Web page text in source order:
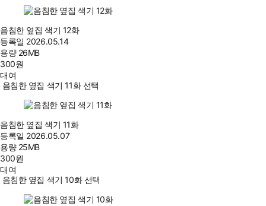
음침한 옆집 색기 12화
등록일 2026.05.14
용량 26MB
300원
대여
음침한 옆집 색기 11화 선택
음침한 옆집 색기 11화
등록일 2026.05.07
용량 25MB
300원
대여
음침한 옆집 색기 10화 선택